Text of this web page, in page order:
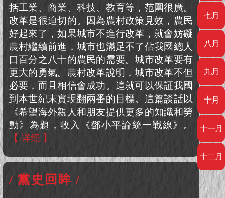
括工業、商業、科技、教育等，范圍很廣。
改革是很迫切的。因為農村政策見效，農民
好起來了，如果城市不進行改革，就會妨礙
農村繼續前進，城市也滿足不了佔我國總人
口百分之八十的農民的需要。城市改革要有
更大的勇氣。農村改革說明，城市改革不但
必要，而且相信會成功。這就可以保証我國
到本世紀末實現翻兩番的目標。這篇談話以
《希望海外親人和朋友提供更多的知識和勞
動》為題，收入《鄧小平論統一戰線》。
【 详细 】
/ 黨史回眸 /
七月
八月
九月
十月
十一月
十二月